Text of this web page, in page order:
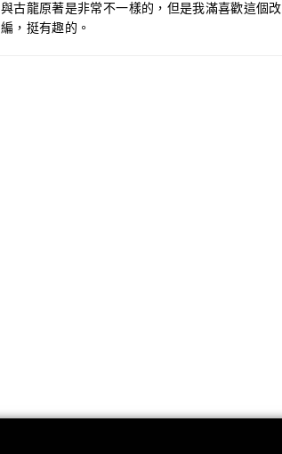
與古龍原著是非常不一樣的，但是我滿喜歡這個改
編，挺有趣的。